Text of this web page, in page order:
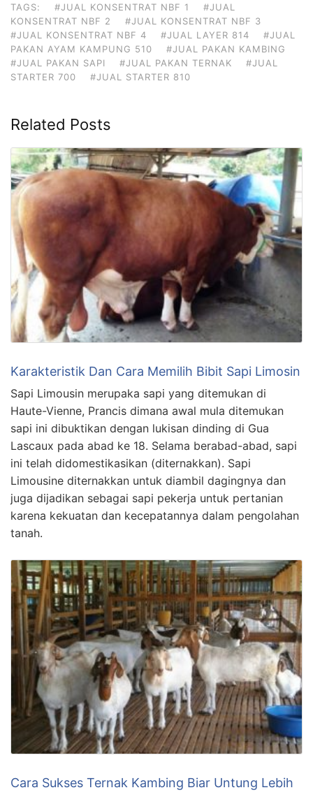
TAGS: #JUAL KONSENTRAT NBF 1
#JUAL
KONSENTRAT NBF 2
#JUAL KONSENTRAT NBF 3
#JUAL KONSENTRAT NBF 4
#JUAL LAYER 814
#JUAL
PAKAN AYAM KAMPUNG 510
#JUAL PAKAN KAMBING
#JUAL PAKAN SAPI
#JUAL PAKAN TERNAK
#JUAL
STARTER 700
#JUAL STARTER 810
Related Posts
Karakteristik Dan Cara Memilih Bibit Sapi Limosin
Sapi Limousin merupaka sapi yang ditemukan di
Haute-Vienne, Prancis dimana awal mula ditemukan
sapi ini dibuktikan dengan lukisan dinding di Gua
Lascaux pada abad ke 18. Selama berabad-abad, sapi
ini telah didomestikasikan (diternakkan). Sapi
Limousine diternakkan untuk diambil dagingnya dan
juga dijadikan sebagai sapi pekerja untuk pertanian
karena kekuatan dan kecepatannya dalam pengolahan
tanah.
Cara Sukses Ternak Kambing Biar Untung Lebih